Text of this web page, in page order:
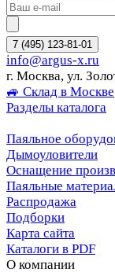
7 (495) 123-81-01
info@argus-x.ru
г. Москва, ул.
🚙 Склад в Москве
Разделы каталога
Паяльное
Дымоуловители
Оснащение
Паяльные
Распродажа
Подборки
Карта сайта
Каталоги в PDF
О компании